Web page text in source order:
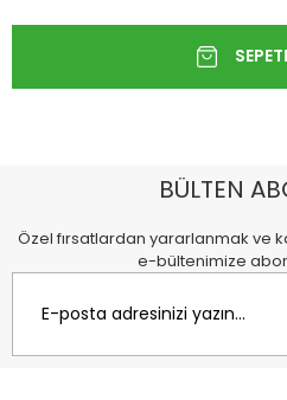
BÜLTEN
Özel fırsatlardan yararlanmak ve
e-bültenimize